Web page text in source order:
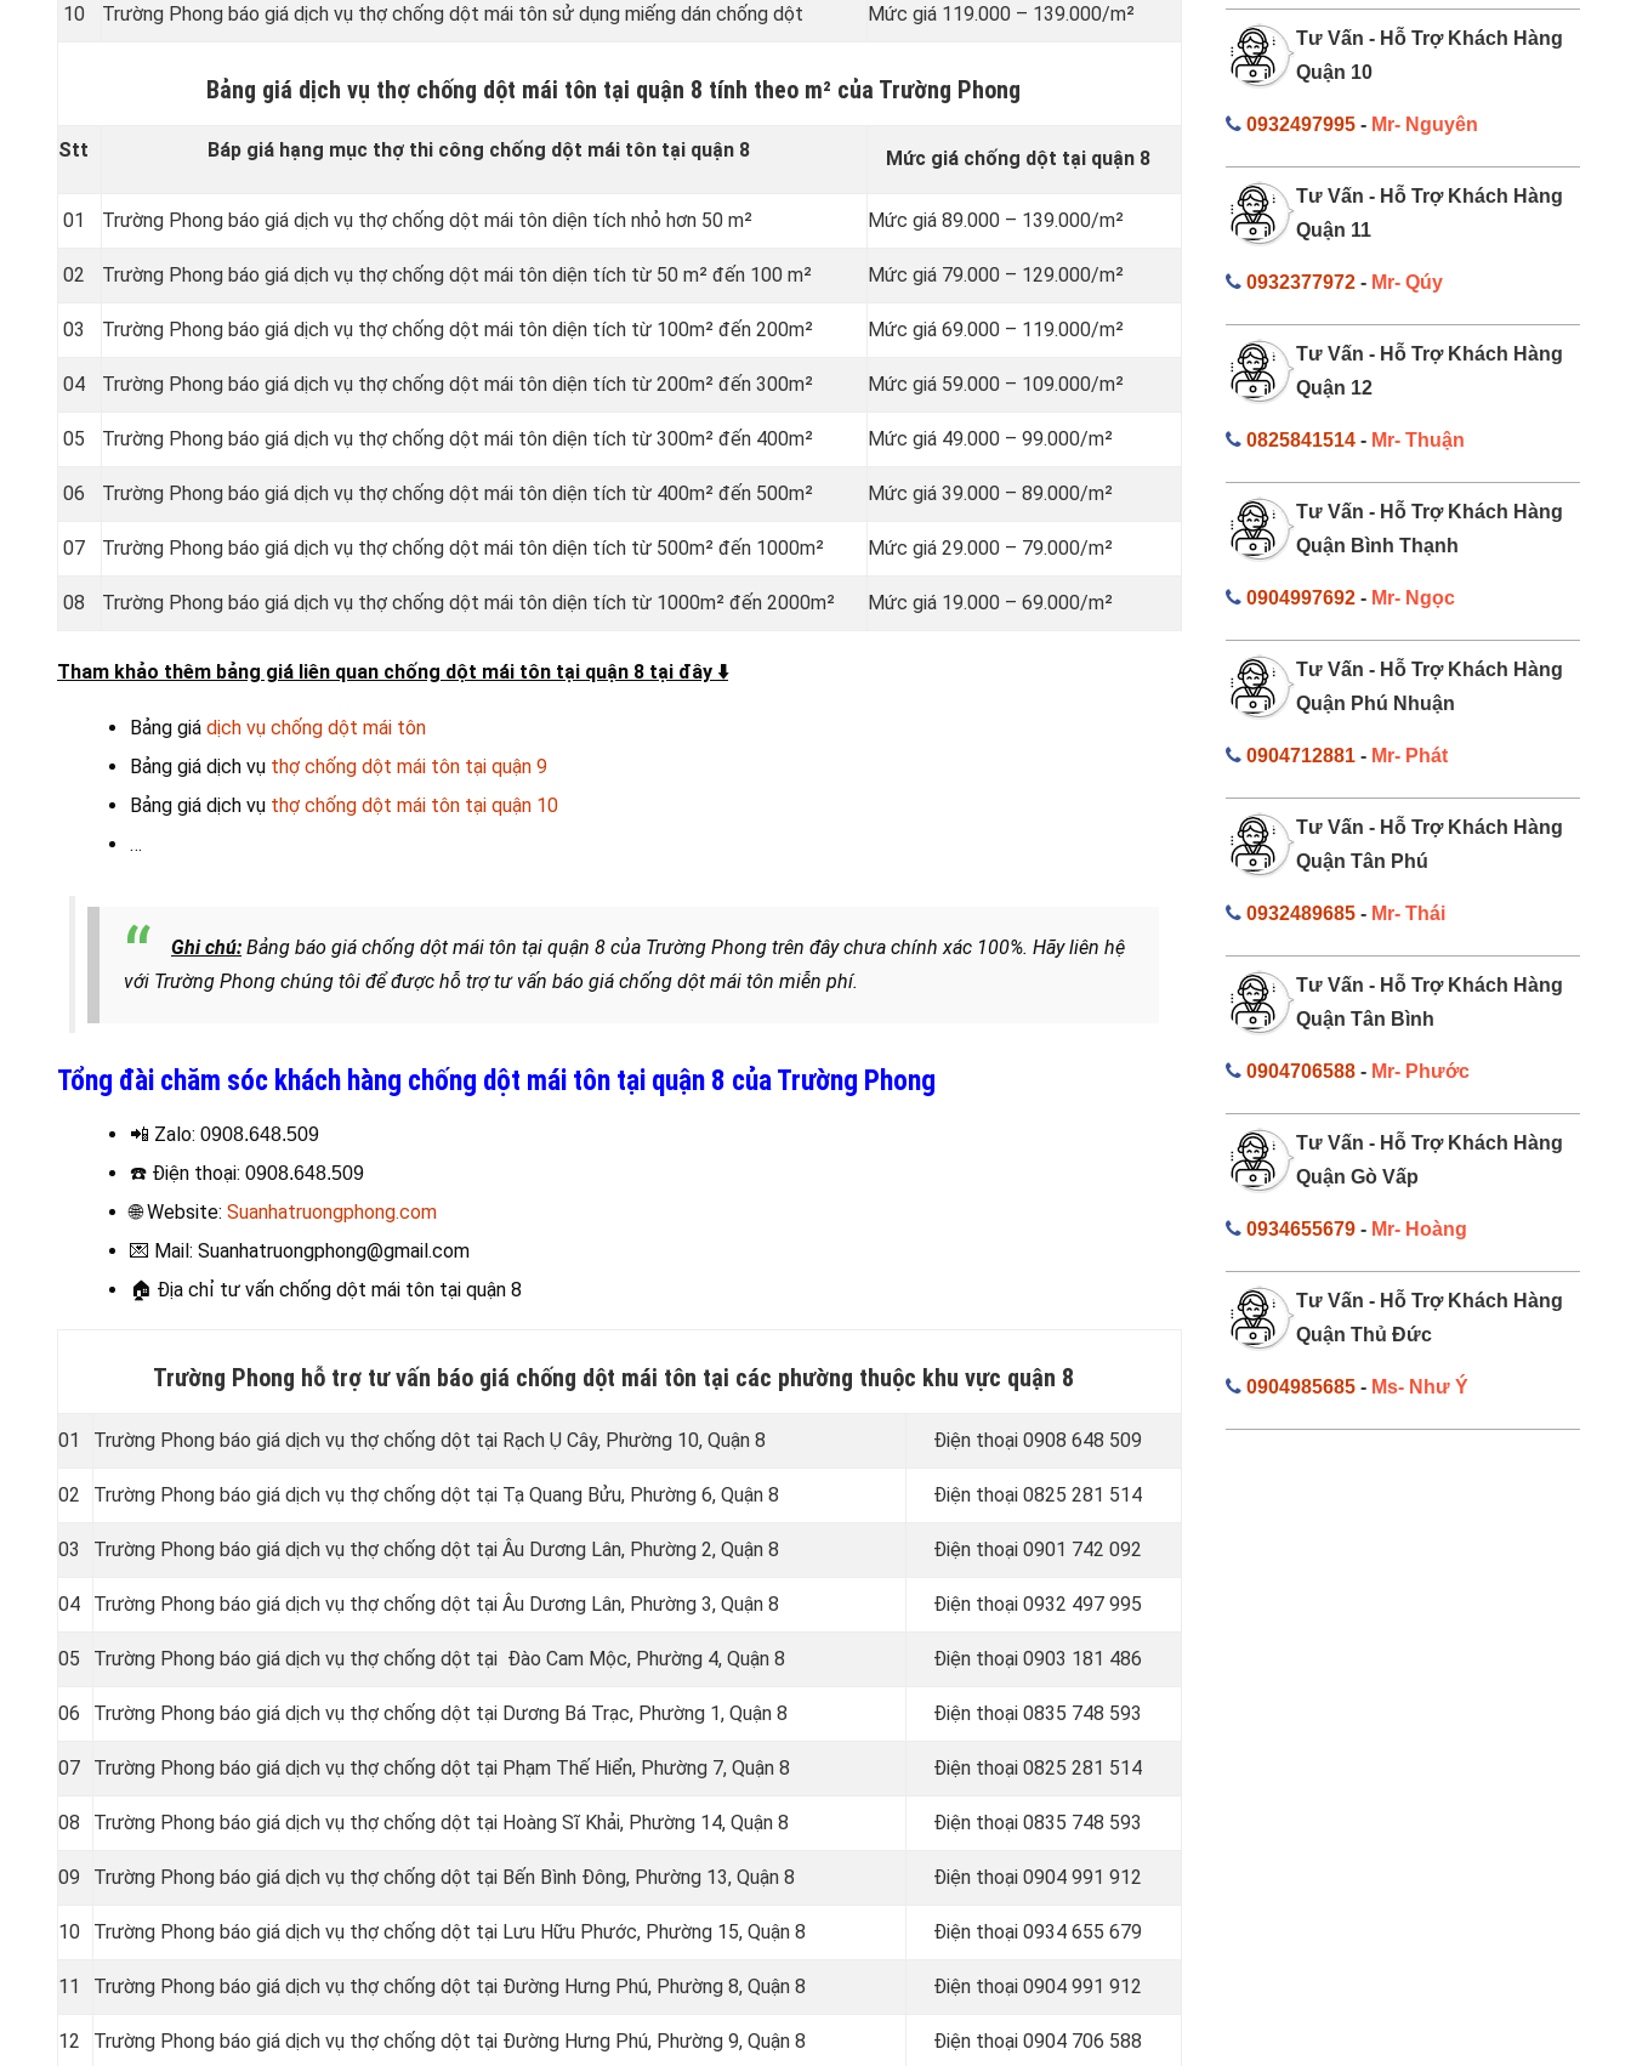
10 Trường Phong báo giá dịch vụ thợ chống dột mái tôn sử dụng miếng dán chống dột Mức giá 119.000 – 139.000/m²
Bảng giá dịch vụ thợ chống dột mái tôn tại quận 8 tính theo m² của Trường Phong
Stt Báp giá hạng mục thợ thi công chống dột mái tôn tại quận 8 Mức giá chống dột tại quận 8
01 Trường Phong báo giá dịch vụ thợ chống dột mái tôn diện tích nhỏ hơn 50 m² Mức giá 89.000 – 139.000/m²
02 Trường Phong báo giá dịch vụ thợ chống dột mái tôn diện tích từ 50 m² đến 100 m² Mức giá 79.000 – 129.000/m²
03 Trường Phong báo giá dịch vụ thợ chống dột mái tôn diện tích từ 100m² đến 200m² Mức giá 69.000 – 119.000/m²
04 Trường Phong báo giá dịch vụ thợ chống dột mái tôn diện tích từ 200m² đến 300m² Mức giá 59.000 – 109.000/m²
05 Trường Phong báo giá dịch vụ thợ chống dột mái tôn diện tích từ 300m² đến 400m² Mức giá 49.000 – 99.000/m²
06 Trường Phong báo giá dịch vụ thợ chống dột mái tôn diện tích từ 400m² đến 500m² Mức giá 39.000 – 89.000/m²
07 Trường Phong báo giá dịch vụ thợ chống dột mái tôn diện tích từ 500m² đến 1000m² Mức giá 29.000 – 79.000/m²
08 Trường Phong báo giá dịch vụ thợ chống dột mái tôn diện tích từ 1000m² đến 2000m² Mức giá 19.000 – 69.000/m²
Tham khảo thêm bảng giá liên quan chống dột mái tôn tại quận 8 tại đây ⬇️
Bảng giá dịch vụ chống dột mái tôn
Bảng giá dịch vụ thợ chống dột mái tôn tại quận 9
Bảng giá dịch vụ thợ chống dột mái tôn tại quận 10
…
Ghi chú: Bảng báo giá chống dột mái tôn tại quận 8 của Trường Phong trên đây chưa chính xác 100%. Hãy liên hệ
với Trường Phong chúng tôi để được hỗ trợ tư vấn báo giá chống dột mái tôn miễn phí.
Tổng đài chăm sóc khách hàng chống dột mái tôn tại quận 8 của Trường Phong
📲 Zalo: 0908.648.509
☎️ Điện thoại: 0908.648.509
🌐 Website: Suanhatruongphong.com
💌 Mail: Suanhatruongphong@gmail.com
🏠 Địa chỉ tư vấn chống dột mái tôn tại quận 8
Trường Phong hỗ trợ tư vấn báo giá chống dột mái tôn tại các phường thuộc khu vực quận 8
01 Trường Phong báo giá dịch vụ thợ chống dột tại Rạch Ụ Cây, Phường 10, Quận 8 Điện thoại 0908 648 509
02 Trường Phong báo giá dịch vụ thợ chống dột tại Tạ Quang Bửu, Phường 6, Quận 8 Điện thoại 0825 281 514
03 Trường Phong báo giá dịch vụ thợ chống dột tại Âu Dương Lân, Phường 2, Quận 8 Điện thoại 0901 742 092
04 Trường Phong báo giá dịch vụ thợ chống dột tại Âu Dương Lân, Phường 3, Quận 8 Điện thoại 0932 497 995
05 Trường Phong báo giá dịch vụ thợ chống dột tại Đào Cam Mộc, Phường 4, Quận 8 Điện thoại 0903 181 486
06 Trường Phong báo giá dịch vụ thợ chống dột tại Dương Bá Trạc, Phường 1, Quận 8 Điện thoại 0835 748 593
07 Trường Phong báo giá dịch vụ thợ chống dột tại Phạm Thế Hiển, Phường 7, Quận 8 Điện thoại 0825 281 514
08 Trường Phong báo giá dịch vụ thợ chống dột tại Hoàng Sĩ Khải, Phường 14, Quận 8 Điện thoại 0835 748 593
09 Trường Phong báo giá dịch vụ thợ chống dột tại Bến Bình Đông, Phường 13, Quận 8 Điện thoại 0904 991 912
10 Trường Phong báo giá dịch vụ thợ chống dột tại Lưu Hữu Phước, Phường 15, Quận 8 Điện thoại 0934 655 679
11 Trường Phong báo giá dịch vụ thợ chống dột tại Đường Hưng Phú, Phường 8, Quận 8 Điện thoại 0904 991 912
12 Trường Phong báo giá dịch vụ thợ chống dột tại Đường Hưng Phú, Phường 9, Quận 8 Điện thoại 0904 706 588
Tư Vấn - Hỗ Trợ Khách Hàng
Quận 10
0932497995- Mr- Nguyên
Tư Vấn - Hỗ Trợ Khách Hàng
Quận 11
0932377972- Mr- Qúy
Tư Vấn - Hỗ Trợ Khách Hàng
Quận 12
0825841514- Mr- Thuận
Tư Vấn - Hỗ Trợ Khách Hàng
Quận Bình Thạnh
0904997692- Mr- Ngọc
Tư Vấn - Hỗ Trợ Khách Hàng
Quận Phú Nhuận
0904712881- Mr- Phát
Tư Vấn - Hỗ Trợ Khách Hàng
Quận Tân Phú
0932489685- Mr- Thái
Tư Vấn - Hỗ Trợ Khách Hàng
Quận Tân Bình
0904706588- Mr- Phước
Tư Vấn - Hỗ Trợ Khách Hàng
Quận Gò Vấp
0934655679- Mr- Hoàng
Tư Vấn - Hỗ Trợ Khách Hàng
Quận Thủ Đức
0904985685- Ms- Như Ý